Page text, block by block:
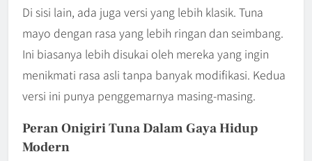
Di sisi lain, ada juga versi yang lebih klasik. Tuna
mayo dengan rasa yang lebih ringan dan seimbang.
Ini biasanya lebih disukai oleh mereka yang ingin
menikmati rasa asli tanpa banyak modifikasi. Kedua
versi ini punya penggemarnya masing-masing.
Peran Onigiri Tuna Dalam Gaya Hidup
Modern